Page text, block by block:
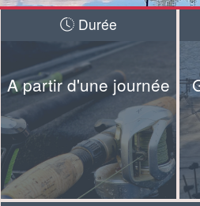
Durée
A partir d'une journée